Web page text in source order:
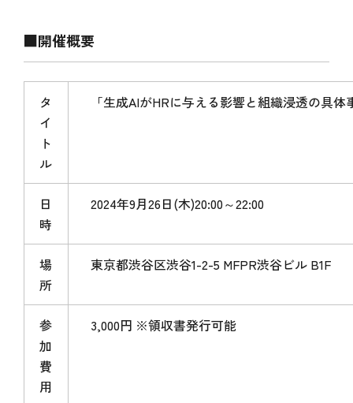
■開催概要
タ
イ
ト
ル
「生成AIがHRに与える影響と組織浸透の具体
日
時
2024年9月26日(木)20:00～22:00
場
所
東京都渋谷区渋谷1-2-5 MFPR渋谷ビル B1F
参
加
費
用
3,000円 ※領収書発行可能